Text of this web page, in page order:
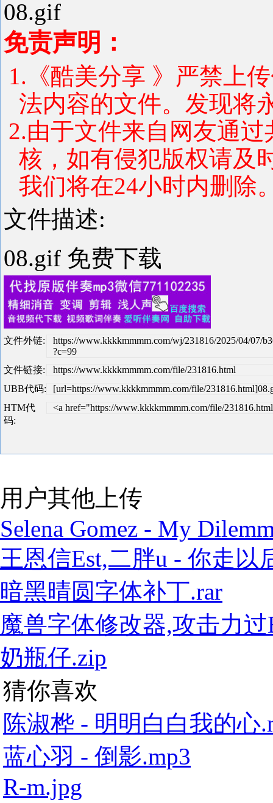
免责声明：
1.《酷美分享 》严禁上
法内容的文件。发现将
2.由于文件来自网友通
核，如有侵犯版权请及
我们将在24小时内删除
文件描述:
08.gif 免费下载
文件外链:
https://www.kkkkmmmm.com/wj/231816/2025/04/07/
?c=99
文件链接:
https://www.kkkkmmmm.com/file/231816.html
UBB代码:
[url=https://www.kkkkmmmm.com/file/
HTM代
码:
<a href="https://www.kkkkmmmm.com/file/
用户其他上传
Selena Gomez - My
王恩信Est,二胖u - 你走以
暗黑晴圆字体补丁.rar
魔兽字体修改器,攻击力
奶瓶仔.zip
猜你喜欢
陈淑桦 - 明明白白我的心
蓝心羽 - 倒影.mp3
R-m.jpg